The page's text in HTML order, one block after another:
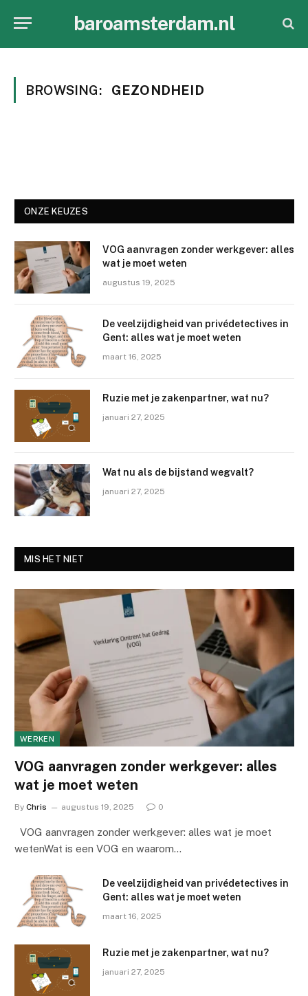
baroamsterdam.nl
BROWSING: GEZONDHEID
ONZE KEUZES
VOG aanvragen zonder werkgever: alles
wat je moet weten
augustus 19, 2025
De veelzijdigheid van privédetectives in
Gent: alles wat je moet weten
maart 16, 2025
Ruzie met je zakenpartner, wat nu?
januari 27, 2025
Wat nu als de bijstand wegvalt?
januari 27, 2025
MIS HET NIET
WERKEN
VOG aanvragen zonder werkgever: alles
wat je moet weten
By Chris augustus 19, 2025 0
VOG aanvragen zonder werkgever: alles wat je moet
wetenWat is een VOG en waarom…
De veelzijdigheid van privédetectives in
Gent: alles wat je moet weten
maart 16, 2025
Ruzie met je zakenpartner, wat nu?
januari 27, 2025